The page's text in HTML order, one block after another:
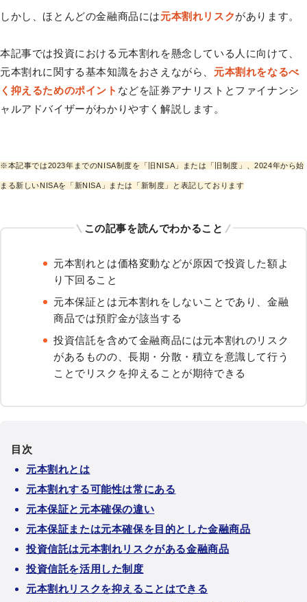
しかし、ほとんどの金融商品には元本割れリスクがあります。
本記事では投資における元本割れを懸念している人に向けて、
元本割れに関する基本知識をおさえながら、 元本割れをなるべ
く抑えるためのポイント などを証券アナリストとファイナンシ
ャルアドバイザーがわかりやすく解説します。
※本記事では2023年までのNISA制度を「旧NISA」または「旧制度」、2024年から始
まる新しいNISAを「新NISA」または「新制度」と表記しております
この記事を読んでわかること
元本割れとは価格変動などが原因で投資した額よ
り下回ること
元本保証とは元本割れをしないことであり、金融
商品では預貯金が該当する
投資信託を含めて金融商品には元本割れのリスク
があるものの、長期・分散・積立を意識して行う
ことでリスクを抑えることが期待できる
目次
元本割れとは
元本割れする可能性は常にある
元本保証と元本確保の違い
元本保証または元本確保を目的とした金融商品
投資信託は元本割れリスクがある金融商品
投資信託を活用した制度
元本割れリスクを抑えることはできる